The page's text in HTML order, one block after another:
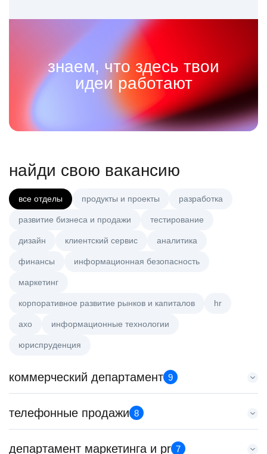
знаем, что здесь твои
идеи работают
найди свою вакансию
все отделы продукты и проекты разработка
развитие бизнеса и продажи тестирование
дизайн клиентский сервис аналитика
финансы информационная безопасность
маркетинг
корпоративное развитие рынков и капиталов hr
axo информационные технологии
юриспруденция
коммерческий департамент 9
Аналитик данных (направление Enterprise продаж)
HeadHunter::Коммерческий департамент
з/п не указана
телефонные продажи 8
Менеджер по продажам крупному бизнесу
департамент маркетинга и pr 7